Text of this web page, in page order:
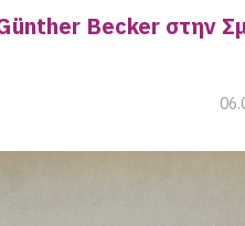
Becker στην